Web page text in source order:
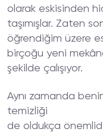
olarak eskisinden
taşımışlar. Zaten
öğrendiğim üzere
birçoğu yeni
şekilde çalışıyor.
Aynı zamanda
temizliği
de oldukça